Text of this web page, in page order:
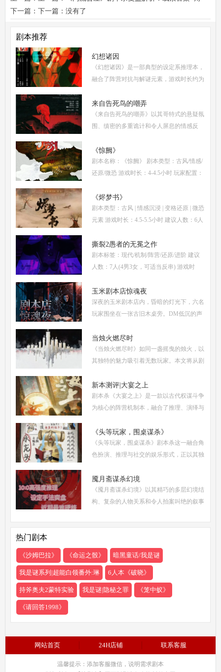
色任务+真相结局揭秘
下一篇：下一篇：没有了
剧本推荐
幻想诸因
《幻想诸因》是一部典型的设定系推理本，
融合了阵营对抗与解谜元素，游戏时长约为
从难度系数来看，属于进阶硬核级别，既保
持了足够的推
来自告死鸟的嘲弄
《来自告死鸟的嘲弄》以其哥特式的悬疑氛
围、缜密的多重诡计和令人屏息的情感反
单。本指南将从线索流程梳理、角色任务解
析、核心诡计拆
《惊阙》
剧本名称：《惊阙》 剧本类型：古风/情感/
还原/微恐 游戏时长：4-4.5小时 玩家配置：
杀部分体验测评内容，复盘答案仅需2步：
(1)关注微信公
《烬梦书》
剧本类型：古风 | 情感沉浸 | 变格还原 | 微恐
元素 游戏时长：4.5-5.5小时 建议人数：6人
喜爱古风故事、情感细腻、偏好剧情还原的
玩家 《烬梦
撕裂2愚者的无冕之作
剧本标签：现代/机制/阵营/还原/进阶 建议
人数：7人(4男3女，可适当反串) 游戏时
感还原为辅 《撕裂2愚者的无冕之作》玩家
点评关键词： 机制
玉米剧本店惊魂夜
深夜的玉米剧本店内，昏暗的灯光下，六名
玩家围坐在一张古旧木桌旁。DM低沉的声
你们将共同经历一场永生难忘的惊魂夜...随
着剧本展开，
当烛火燃尽时
《当烛火燃尽时》如同一盏摇曳的烛火，以
其独特的魅力吸引着无数玩家。本文将从剧
和玩家点评五大关键要素出发，全面解析这
部令人着迷
新本测评|大宴之上
剧本杀《大宴之上》是一款以古代权谋斗争
为核心的阵营机制本，融合了推理、演绎与
是新手还是老玩家，都能在这场充满诡谲风
云的宴会中
《头等玩家，围桌谋杀》
《头等玩家，围桌谋杀》剧本杀这一融合角
色扮演、推理与社交的娱乐形式，正以其独
现代人。然而，从新手到头等玩家的蜕变，
需要掌握一
魇月斋谋杀幻境
《魇月斋谋杀幻境》以其精巧的多层幻境结
构、复杂的人物关系和令人拍案叫绝的叙事
热门剧本
《沙姆巴拉》 《命运之骰》 暗黑童话/我是谜
我是谜系列|超能白领番外:琳 6人本《破晓》
持斧奥夫2蒙特实验 我是谜|隐秘之罪 《笼中蚁》
《请回答1998》
网站首页 24H店铺 联系客服
温馨提示：添加客服微信，说明需求剧本